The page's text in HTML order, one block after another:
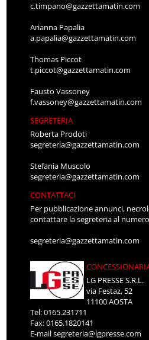
c.timpano@gazzettamatin.com
Arianna Papalia
a.papalia@gazzettamatin.com
Thomas Piccot
t.piccot@gazzettamatin.com
Fausto Vassoney
f.vassoney@gazzettamatin.com
SEGRETERIA
Roberta Prodoti
segreteria@gazzettamatin.com
Stefania Muscolo
segreteria@gazzettamatin.com
CONTATTACI
Per pubblicazione annunci,
contattare la segreteria al
segreteria@gazzettamatin.com
LG PRESSE S.R.L.
via Festaz, 52
11100 AOSTA
Tel: 0165.231711
Fax: 0165.1820141
E-mailsegreteria@lgpresse.com